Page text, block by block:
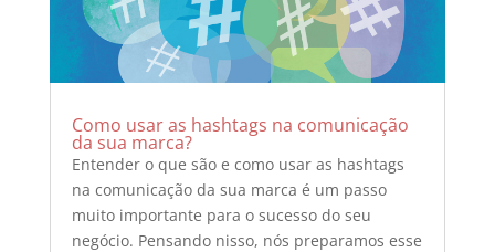
Como usar as hashtags na comunicação
da sua marca?
Entender o que são e como usar as hashtags
na comunicação da sua marca é um passo
muito importante para o sucesso do seu
negócio. Pensando nisso, nós preparamos esse